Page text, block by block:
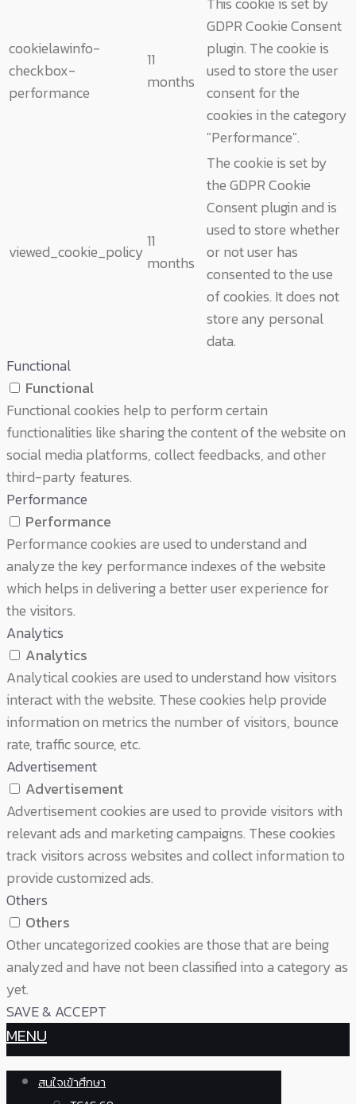
cookielawinfo-
checkbox-
performance
11
months
GDPR Cookie Consent
plugin. The cookie is
used to store the user
consent for the
cookies in the category
"Performance".
viewed_cookie_policy
11
months
The cookie is set by
the GDPR Cookie
Consent plugin and is
used to store whether
or not user has
consented to the use
of cookies. It does not
store any personal
data.
Functional
Functional
Functional cookies help to perform certain
functionalities like sharing the content of the website on
social media platforms, collect feedbacks, and other
third-party features.
Performance
Performance
Performance cookies are used to understand and
analyze the key performance indexes of the website
which helps in delivering a better user experience for
the visitors.
Analytics
Analytics
Analytical cookies are used to understand how visitors
interact with the website. These cookies help provide
information on metrics the number of visitors, bounce
rate, traffic source, etc.
Advertisement
Advertisement
Advertisement cookies are used to provide visitors with
relevant ads and marketing campaigns. These cookies
track visitors across websites and collect information to
provide customized ads.
Others
Others
Other uncategorized cookies are those that are being
analyzed and have not been classified into a category as
yet.
SAVE & ACCEPT
MENU
สนใจเข้าศึกษา